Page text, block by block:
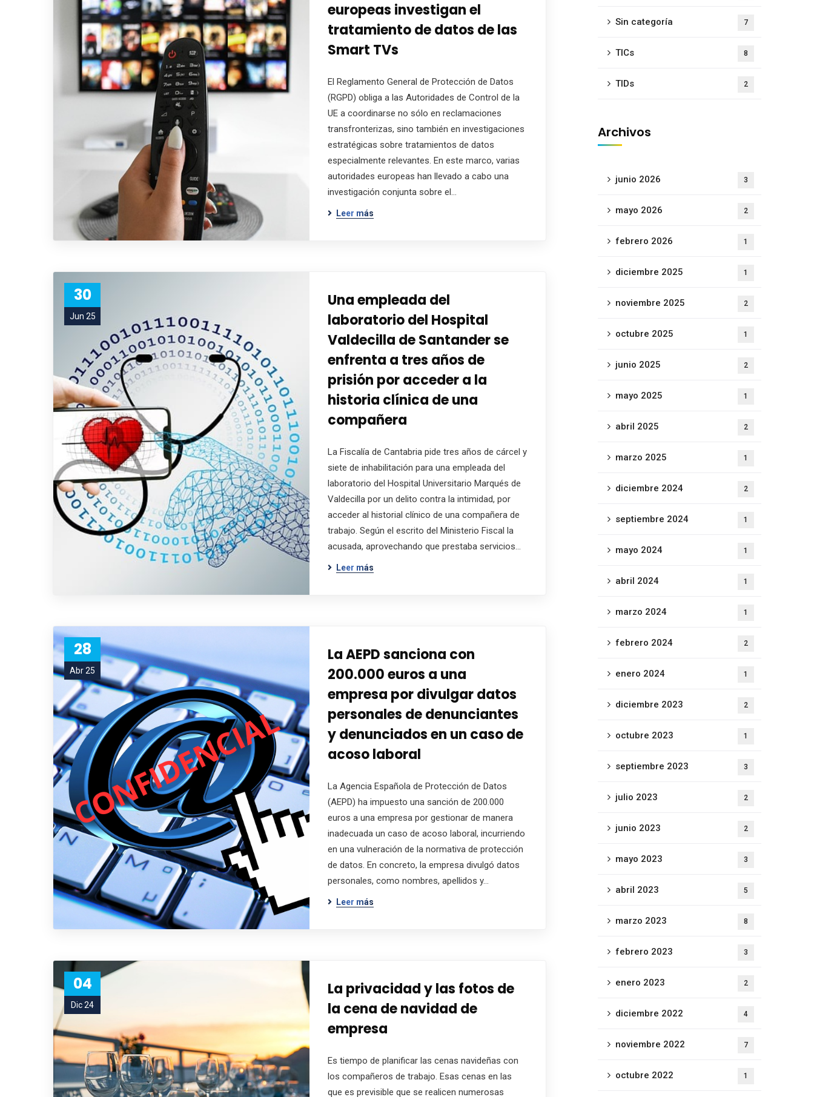
europeas investigan el
tratamiento de datos de las
Smart TVs
El Reglamento General de Protección de Datos
(RGPD) obliga a las Autoridades de Control de la
UE a coordinarse no sólo en reclamaciones
transfronterizas, sino también en investigaciones
estratégicas sobre tratamientos de datos
especialmente relevantes. En este marco, varias
autoridades europeas han llevado a cabo una
investigación conjunta sobre el…
Leer más
30
Jun 25
Una empleada del
laboratorio del Hospital
Valdecilla de Santander se
enfrenta a tres años de
prisión por acceder a la
historia clínica de una
compañera
La Fiscalía de Cantabria pide tres años de cárcel y
siete de inhabilitación para una empleada del
laboratorio del Hospital Universitario Marqués de
Valdecilla por un delito contra la intimidad, por
acceder al historial clínico de una compañera de
trabajo. Según el escrito del Ministerio Fiscal la
acusada, aprovechando que prestaba servicios…
Leer más
28
Abr 25
La AEPD sanciona con
200.000 euros a una
empresa por divulgar datos
personales de denunciantes
y denunciados en un caso de
acoso laboral
La Agencia Española de Protección de Datos
(AEPD) ha impuesto una sanción de 200.000
euros a una empresa por gestionar de manera
inadecuada un caso de acoso laboral, incurriendo
en una vulneración de la normativa de protección
de datos. En concreto, la empresa divulgó datos
personales, como nombres, apellidos y…
Leer más
04
Dic 24
La privacidad y las fotos de
la cena de navidad de
empresa
Es tiempo de planificar las cenas navideñas con
los compañeros de trabajo. Esas cenas en las
que es previsible que se realicen numerosas
Sin categoría 7
TICs 8
TIDs 2
Archivos
junio 2026 3
mayo 2026 2
febrero 2026 1
diciembre 2025 1
noviembre 2025 2
octubre 2025 1
junio 2025 2
mayo 2025 1
abril 2025 2
marzo 2025 1
diciembre 2024 2
septiembre 2024 1
mayo 2024 1
abril 2024 1
marzo 2024 1
febrero 2024 2
enero 2024 1
diciembre 2023 2
octubre 2023 1
septiembre 2023 3
julio 2023 2
junio 2023 2
mayo 2023 3
abril 2023 5
marzo 2023 8
febrero 2023 3
enero 2023 2
diciembre 2022 4
noviembre 2022 7
octubre 2022 1